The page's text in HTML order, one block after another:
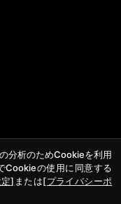
分析のためCookieを利用
Cookieの使用に同意する
] または[プライバシーポ